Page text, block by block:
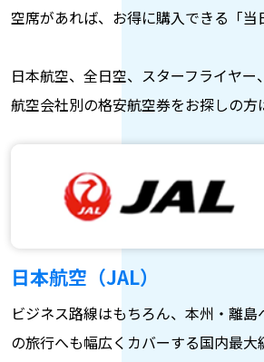
空席があれば、お得に購入できる「当
日本航空、全日空、スターフライヤ
航空会社別の格安航空券をお探しの
日本航空（JAL）
ビジネス路線はもちろん、本州・離島
の旅行へも幅広くカバーする国内最大